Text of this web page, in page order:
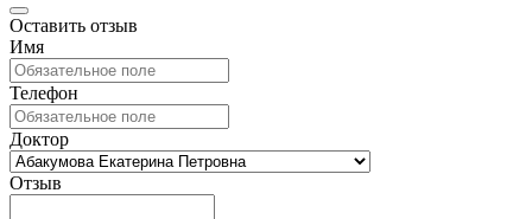
Оставить отзыв
Имя
Телефон
Доктор
Отзыв